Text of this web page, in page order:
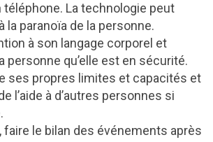
téléphone. La technologie peut
la paranoïa de la personne.
à son langage corporel et
personne qu’elle est en sécurité.
ses propres limites et capacités et
l’aide à d’autres personnes si
faire le bilan des événements après